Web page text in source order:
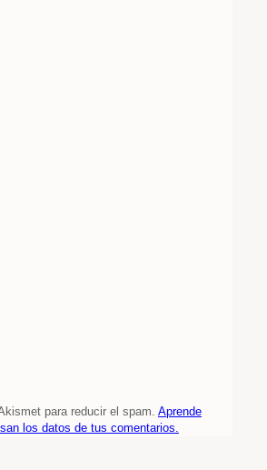
para reducir el spam. Aprende
los datos de tus comentarios.